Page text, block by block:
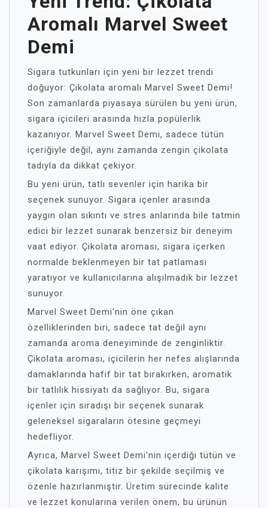
Aromalı Marvel Sweet
Demi
Sigara tutkunları için yeni bir lezzet trendi
doğuyor: Çikolata aromalı Marvel Sweet Demi!
Son zamanlarda piyasaya sürülen bu yeni ürün,
sigara içicileri arasında hızla popülerlik
kazanıyor. Marvel Sweet Demi, sadece tütün
içeriğiyle değil, aynı zamanda zengin çikolata
tadıyla da dikkat çekiyor.
Bu yeni ürün, tatlı sevenler için harika bir
seçenek sunuyor. Sigara içenler arasında
yaygın olan sıkıntı ve stres anlarında bile tatmin
edici bir lezzet sunarak benzersiz bir deneyim
vaat ediyor. Çikolata aroması, sigara içerken
normalde beklenmeyen bir tat patlaması
yaratıyor ve kullanıcılarına alışılmadık bir lezzet
sunuyor.
Marvel Sweet Demi'nin öne çıkan
özelliklerinden biri, sadece tat değil aynı
zamanda aroma deneyiminde de zenginliktir.
Çikolata aroması, içicilerin her nefes alışlarında
damaklarında hafif bir tat bırakırken, aromatik
bir tatlılık hissiyatı da sağlıyor. Bu, sigara
içenler için sıradışı bir seçenek sunarak
geleneksel sigaraların ötesine geçmeyi
hedefliyor.
Ayrıca, Marvel Sweet Demi'nin içerdiği tütün ve
çikolata karışımı, titiz bir şekilde seçilmiş ve
özenle hazırlanmıştır. Üretim sürecinde kalite
ve lezzet konularına verilen önem, bu ürünün